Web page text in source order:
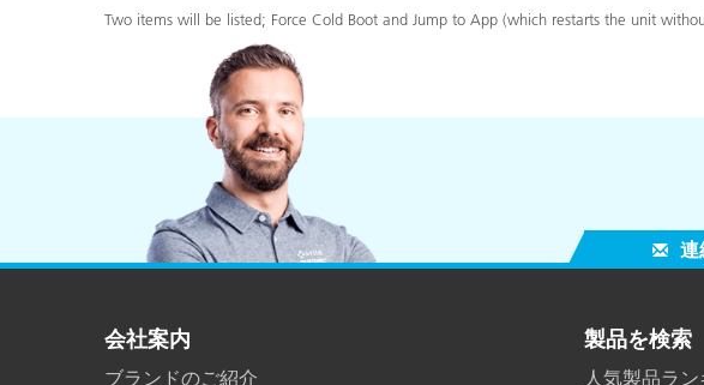
プラスチック
Two items will be listed; Force Cold Boot and Jump to App (which restarts the unit
連
会社案内
ブランドのご紹介
製品を検索
人気製品ラ